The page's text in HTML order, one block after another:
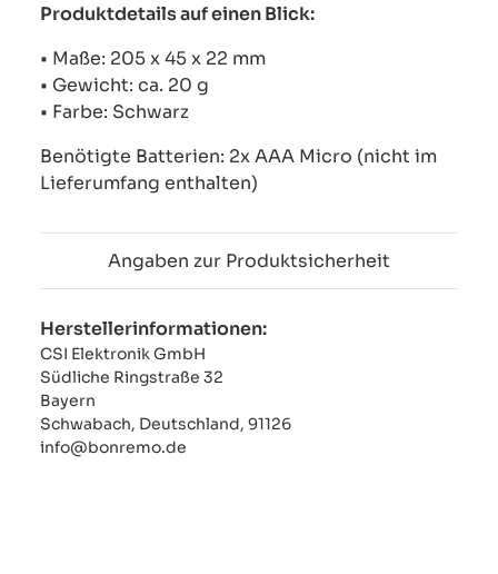
Produktdetails auf einen Blick:
• Maße: 205 x 45 x 22 mm
• Gewicht: ca. 20 g
• Farbe: Schwarz
Benötigte Batterien: 2x AAA Micro (nicht im
Lieferumfang enthalten)
Angaben zur Produktsicherheit
Herstellerinformationen:
CSI Elektronik GmbH
Südliche Ringstraße 32
Bayern
Schwabach, Deutschland, 91126
info@bonremo.de